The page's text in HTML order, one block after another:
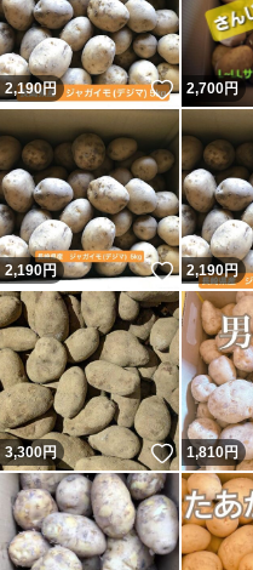
2,190円 いいね！
2,700円
2,190円 いいね！
2,190円
3,300円 いいね！
1,810円